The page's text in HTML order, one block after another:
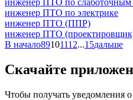
инженер ПТО по электрике
инженер ПТО (ППР)
инженер ПТО
В начало89101112...15дальше
Скачайте
Чтобы получать уведомления